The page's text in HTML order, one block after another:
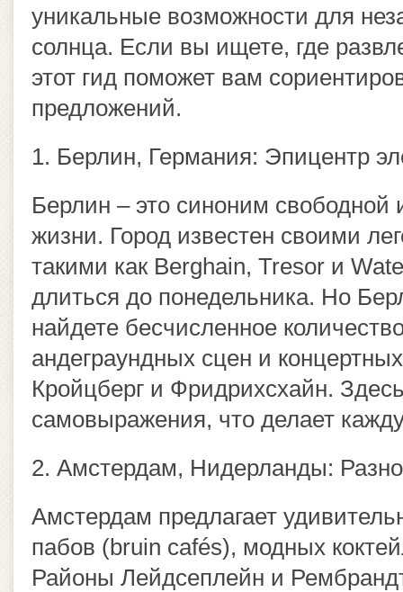
уникальные возможности для
солнца. Если вы ищете, где
этот гид поможет вам
предложений.
1. Берлин, Германия: Эпицентр
Берлин – это синоним свободной
жизни. Город известен своими
такими как Berghain, Tresor и
длиться до понедельника. Но
найдете бесчисленное
андеграундных сцен и
Кройцберг и Фридрихсхайн.
самовыражения, что делает
2. Амстердам, Нидерланды:
Амстердам предлагает
пабов (bruin cafés), модных
Районы Лейдсеплейн и